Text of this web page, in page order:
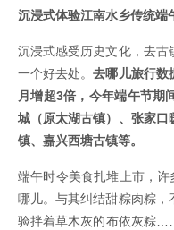
沉浸式体验江南水乡传统端
沉浸式感受历史文化，去古
一个好去处。去哪儿旅行数
月增超3倍，今年端午节期
城（原太湖古镇）、张家
镇、嘉兴西塘古镇等。
端午时令美食扎堆上市，许
哪儿。与其纠结甜粽肉粽
验拌着草木灰的布依灰粽